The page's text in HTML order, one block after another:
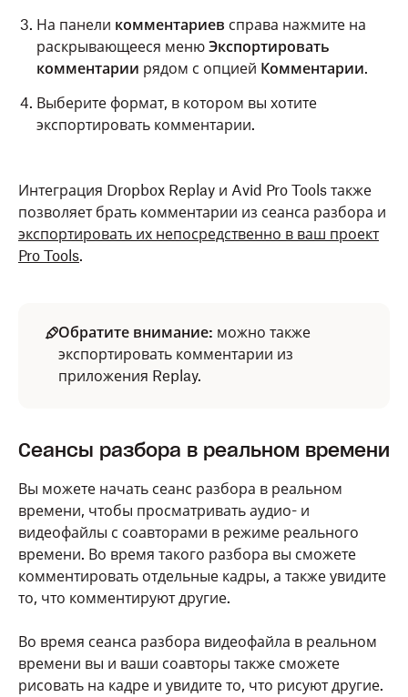
На панели комментариев справа нажмите на
раскрывающееся меню Экспортировать
комментарии рядом с опцией Комментарии.
Выберите формат, в котором вы хотите
экспортировать комментарии.
Интеграция Dropbox Replay и Avid Pro Tools также
позволяет брать комментарии из сеанса разбора и
экспортировать их непосредственно в ваш проект
Pro Tools.
Обратите внимание: можно также
экспортировать комментарии из
приложения Replay.
Сеансы разбора в реальном времени
Вы можете начать сеанс разбора в реальном
времени, чтобы просматривать аудио- и
видеофайлы с соавторами в режиме реального
времени. Во время такого разбора вы сможете
комментировать отдельные кадры, а также увидите
то, что комментируют другие.
Во время сеанса разбора видеофайла в реальном
времени вы и ваши соавторы также сможете
рисовать на кадре и увидите то, что рисуют другие.